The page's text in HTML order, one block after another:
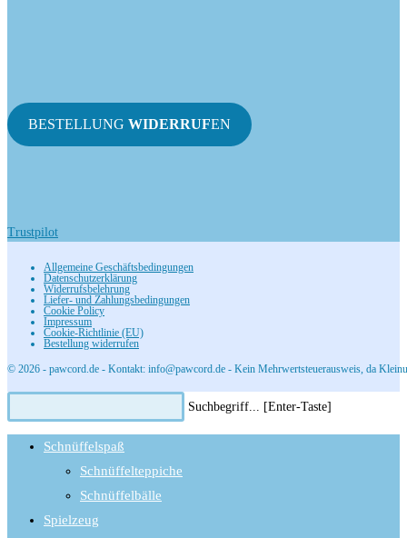
BESTELLUNG WIDERRUFEN
Trustpilot
Allgemeine Geschäftsbedingungen
Datenschutzerklärung
Widerrufsbelehrung
Liefer- und Zahlungsbedingungen
Cookie Policy
Impressum
Cookie-Richtlinie (EU)
Bestellung widerrufen
© 2026 - pawcord.de - Kontakt: info@pawcord.de - Kein Mehrwertsteuerausweis, da
Website
durchsuchen
Suchbegriff... [Enter-Taste]
to
Schnüffelspaß
Schnüffelteppiche
Schnüffelbälle
Spielzeug